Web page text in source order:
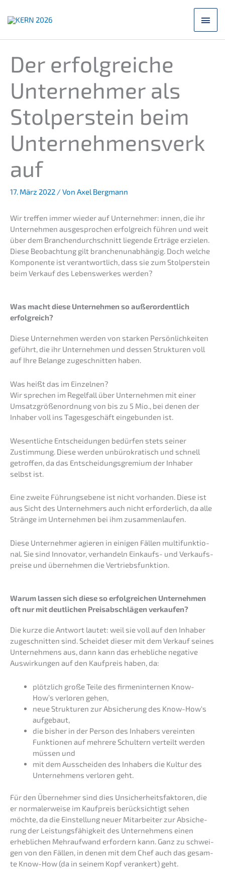
Inhalt
springen
Der erfolg­rei­che
Unter­neh­mer als
Stolper­stein beim
Unternehmensverk
auf
17. März 2022 / Von Axel Bergmann
Wir treffen immer wieder auf Unter­neh­mer: innen, die ihr
Unter­neh­men ausge­spro­chen erfolg­reich führen und weit
über dem Branchen­durch­schnitt liegen­de Erträ­ge erzie­len.
Diese Beobach­tung gilt branchen­un­ab­hän­gig. Doch welche
Kompo­nen­te ist verant­wort­lich, dass sie zum Stolper­stein
beim Verkauf des Lebens­werkes werden?
Was macht diese Unter­neh­men so außer­or­dent­lich
erfolgreich?
Diese Unter­neh­men werden von starken Persön­lich­kei­ten
geführt, die ihr Unter­neh­men und dessen Struk­tu­ren voll
auf Ihre Belan­ge zugeschnit­ten haben.
Was heißt das im Einzelnen?
Wir sprechen im Regel­fall über Unter­neh­men mit einer
Umsatz­grö­ßen­ord­nung von bis zu 5 Mio., bei denen der
Inhaber voll ins Tages­ge­schäft einge­bun­den ist.
Wesent­li­che Entschei­dun­gen bedür­fen stets seiner
Zustim­mung. Diese werden unbüro­kra­tisch und schnell
getrof­fen, da das Entschei­dungs­gre­mi­um der Inhaber
selbst ist.
Eine zweite Führungs­ebe­ne ist nicht vorhan­den. Diese ist
aus Sicht des Unter­neh­mers auch nicht erfor­der­lich, da alle
Strän­ge im Unter­neh­men bei ihm zusammenlaufen.
Diese Unter­neh­mer agieren in einigen Fällen multi­funk­tio­
nal. Sie sind Innova­tor, verhan­deln Einkaufs- und Verkaufs­
prei­se und überneh­men die Vertriebsfunktion.
Warum lassen sich diese so erfolg­rei­chen Unter­neh­men
oft nur mit deutli­chen Preis­ab­schlä­gen verkaufen?
Die kurze die Antwort lautet: weil sie voll auf den Inhaber
zugeschnit­ten sind. Schei­det dieser mit dem Verkauf seines
Unter­neh­mens aus, dann kann das erheb­li­che negati­ve
Auswir­kun­gen auf den Kaufpreis haben, da:
plötz­lich große Teile des firmen­in­ter­nen Know-
How’s verlo­ren gehen,
neue Struk­tu­ren zur Absiche­rung des Know-How‘s
aufgebaut,
die bisher in der Person des Inhabers verein­ten
Funktio­nen auf mehre­re Schul­tern verteilt werden
müssen und
mit dem Ausschei­den des Inhabers die Kultur des
Unter­neh­mens verlo­ren geht.
Für den Überneh­mer sind dies Unsicher­heits­fak­to­ren, die
er norma­ler­wei­se im Kaufpreis berück­sich­tigt sehen
möchte, da die Einstel­lung neuer Mitar­bei­ter zur Absiche­
rung der Leistungs­fä­hig­keit des Unter­neh­mens einen
erheb­li­chen Mehrauf­wand erfor­dern kann. Ganz zu schwei­
gen von den Fällen, in denen mit dem Chef auch das gesam­
te Know-How (da in seinem Kopf veran­kert) geht.